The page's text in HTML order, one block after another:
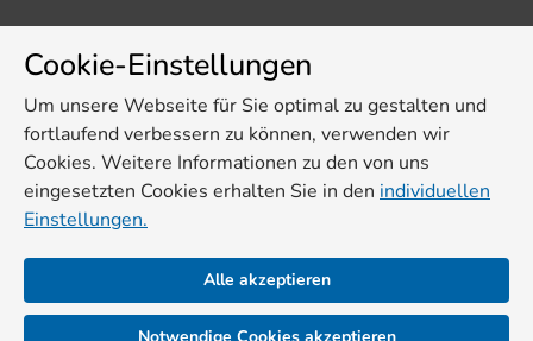
Cookie-Einstellungen
Um unsere Webseite für Sie optimal zu gestalten und
fortlaufend verbessern zu können, verwenden wir
Cookies. Weitere Informationen zu den von uns
eingesetzten Cookies erhalten Sie in den individuellen
Einstellungen.
Alle akzeptieren